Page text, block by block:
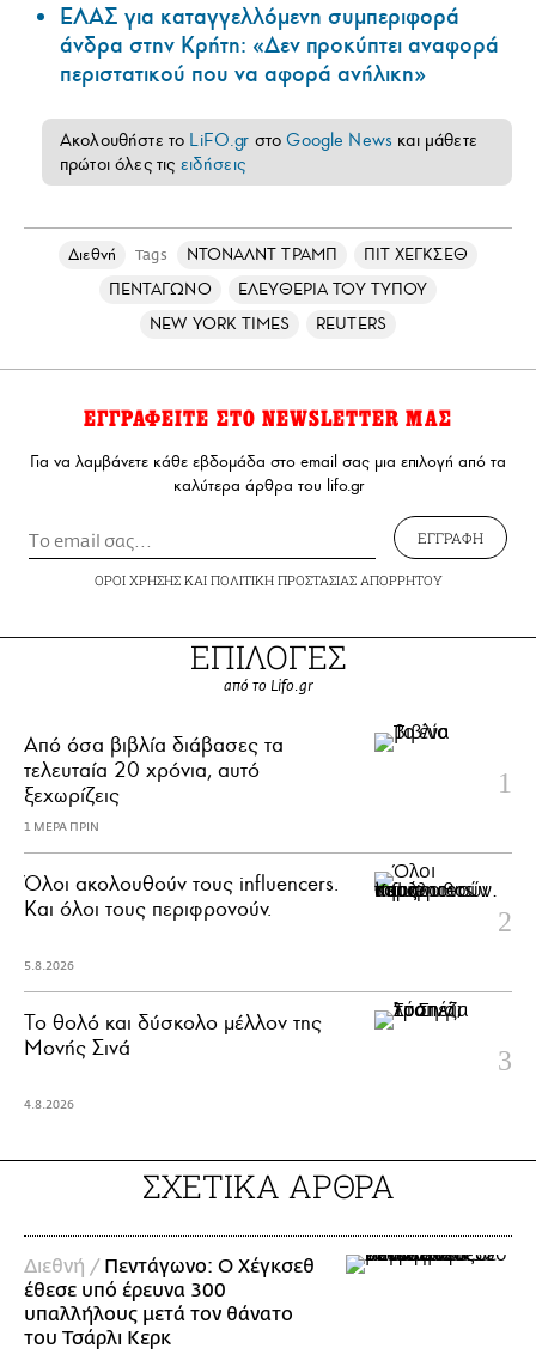
ΕΛΑΣ για καταγγελλόμενη συμπεριφορά
άνδρα στην Κρήτη: «Δεν προκύπτει αναφορά
περιστατικού που να αφορά ανήλικη»
Ακολουθήστε το LiFO.gr στοGoogle News και μάθετε
πρώτοι όλες τις ειδήσεις
Διεθνή Tags ΝΤΟΝΑΛΝΤ ΤΡΑΜΠ
ΠΙΤ ΧΕΓΚΣΕΘ
ΠΕΝΤΑΓΩΝΟ
ΕΛΕΥΘΕΡΙΑ ΤΟΥ ΤΥΠΟΥ
NEW YORK TIMES
REUTERS
ΕΓΓΡΑΦΕΙΤΕ ΣΤΟ NEWSLETTER ΜΑΣ
Για να λαμβάνετε κάθε εβδομάδα στο email σας μια επιλογή από τα
καλύτερα άρθρα του lifo.gr
ΕΓΓΡΑΦΗ
ΟΡΟΙ ΧΡΗΣΗΣΚΑΙ ΠΟΛΙΤΙΚΗ ΠΡΟΣΤΑΣΙΑΣ ΑΠΟΡΡΗΤΟΥ
ΕΠΙΛΟΓΕΣ
από το Lifo.gr
Από όσα βιβλία διάβασες τα
τελευταία 20 χρόνια, αυτό
ξεχωρίζεις
1 ΜΕΡΑ ΠΡΙΝ
Όλοι ακολουθούν τους influencers.
Και όλοι τους περιφρονούν.
5.8.2026
Το θολό και δύσκολο μέλλον της
Μονής Σινά
4.8.2026
ΣΧΕΤΙΚΑ ΑΡΘΡΑ
Διεθνή / Πεντάγωνο: Ο Χέγκσεθ
έθεσε υπό έρευνα 300
υπαλλήλους μετά τον θάνατο
του Τσάρλι Κερκ